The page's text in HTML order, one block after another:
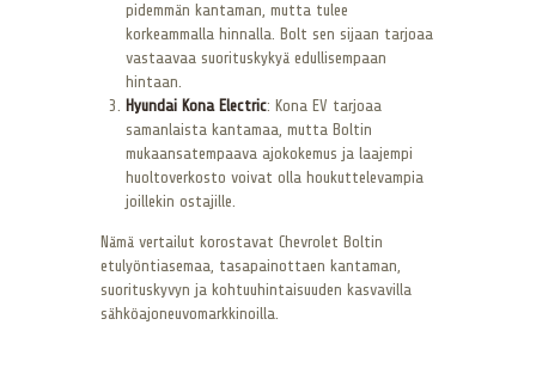
pidemmän kantaman, mutta tulee
korkeammalla hinnalla. Bolt sen sijaan tarjoaa
vastaavaa suorituskykyä edullisempaan
hintaan.
Hyundai Kona Electric: Kona EV tarjoaa
samanlaista kantamaa, mutta Boltin
mukaansatempaava ajokokemus ja laajempi
huoltoverkosto voivat olla houkuttelevampia
joillekin ostajille.
Nämä vertailut korostavat Chevrolet Boltin
etulyöntiasemaa, tasapainottaen kantaman,
suorituskyvyn ja kohtuuhintaisuuden kasvavilla
sähköajoneuvomarkkinoilla.